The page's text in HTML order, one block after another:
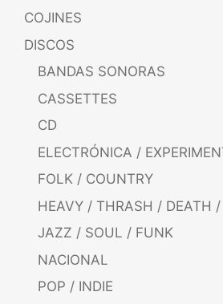
COJINES
DISCOS
BANDAS SONORAS
CASSETTES
CD
ELECTRÓNICA /
FOLK / COUNTRY
HEAVY / THRASH / DEATH /
JAZZ / SOUL / FUNK
NACIONAL
POP / INDIE